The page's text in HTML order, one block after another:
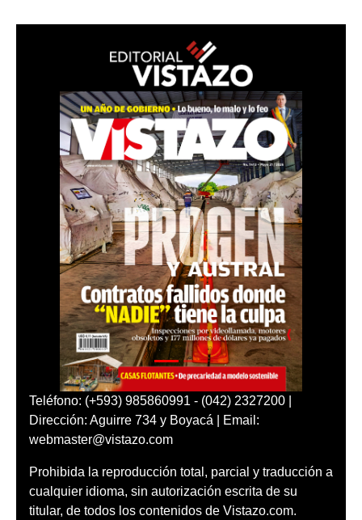
Teléfono: (+593) 985860991 - (042) 2327200 |
Dirección: Aguirre 734 y Boyacá | Email:
webmaster@vistazo.com
Prohibida la reproducción total, parcial y traducción a
cualquier idioma, sin autorización escrita de su
titular, de todos los contenidos de Vistazo.com.